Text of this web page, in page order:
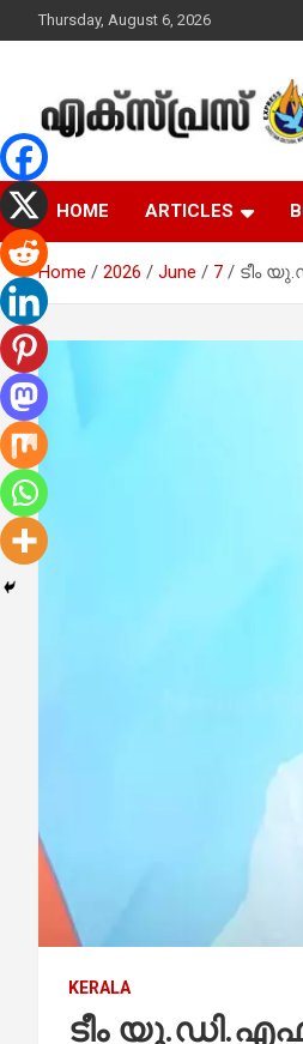
to
Thursday, August 6, 2026
Express
Malayalam
News
Malayalam Christian News
HOME ARTICLES
Home 2026 June 7 ടീം
KERALA
ടീം